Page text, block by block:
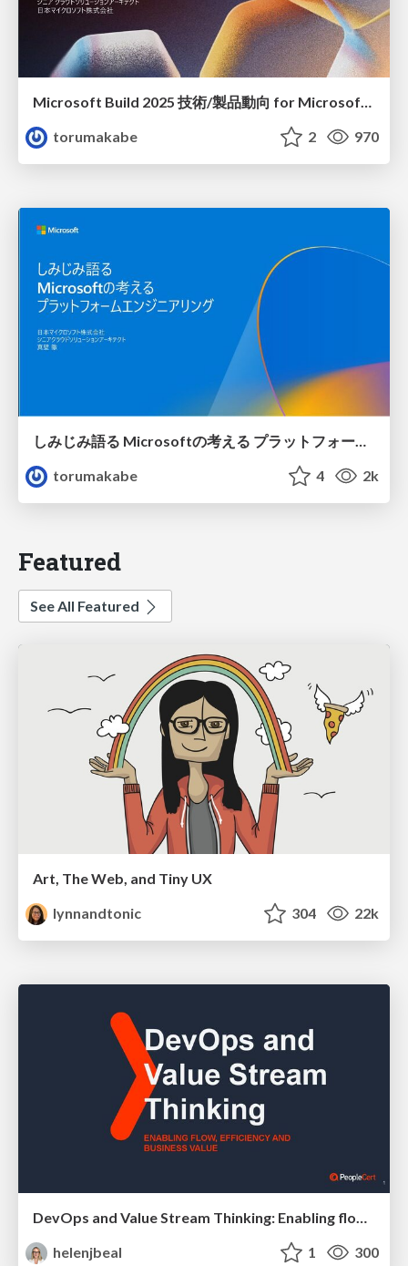
Microsoft Build 2025 技術/製品動向 for Microsoft Startup Tech Community
torumakabe
2 970
しみじみ語る Microsoftの考える プラットフォームエンジニアリング
torumakabe
4 2k
Featured
See All Featured
Art, The Web, and Tiny UX
lynnandtonic
304 22k
DevOps and Value Stream Thinking: Enabling flow, efficiency and business value
helenjbeal
1 300